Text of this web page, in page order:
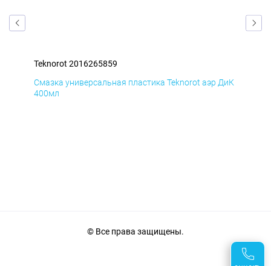
Teknorot 2016265859
Смазка универсальная пластика Teknorot аэр ДиК
400мл
© Все права защищены.